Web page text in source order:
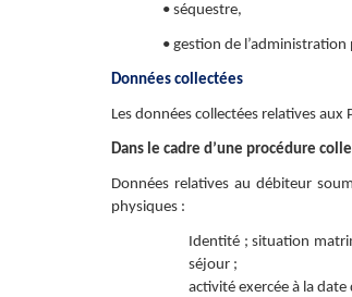
• séquestre,
• gestion de l’administration
Données collectées
Les données collectées relatives
Dans le cadre d’une procédure
Données relatives au débiteur
physiques :
Identité ; situation
séjour ;
activité exercée à la